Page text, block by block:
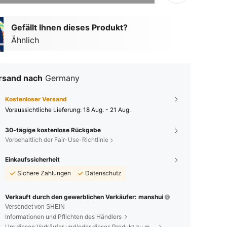
Gefällt Ihnen dieses Produkt?
Ähnlich
nach Germany
Kostenloser Versand
Voraussichtliche Lieferung: 18 Aug. - 21 Aug.
30-tägige kostenlose Rückgabe
Vorbehaltlich der Fair-Use-Richtlinie
Einkaufssicherheit
Sichere Zahlungen
Datenschutz
Verkauft durch den gewerblichen Verkäufer: manshui
Versendet von SHEIN
Informationen und Pflichten des Händlers